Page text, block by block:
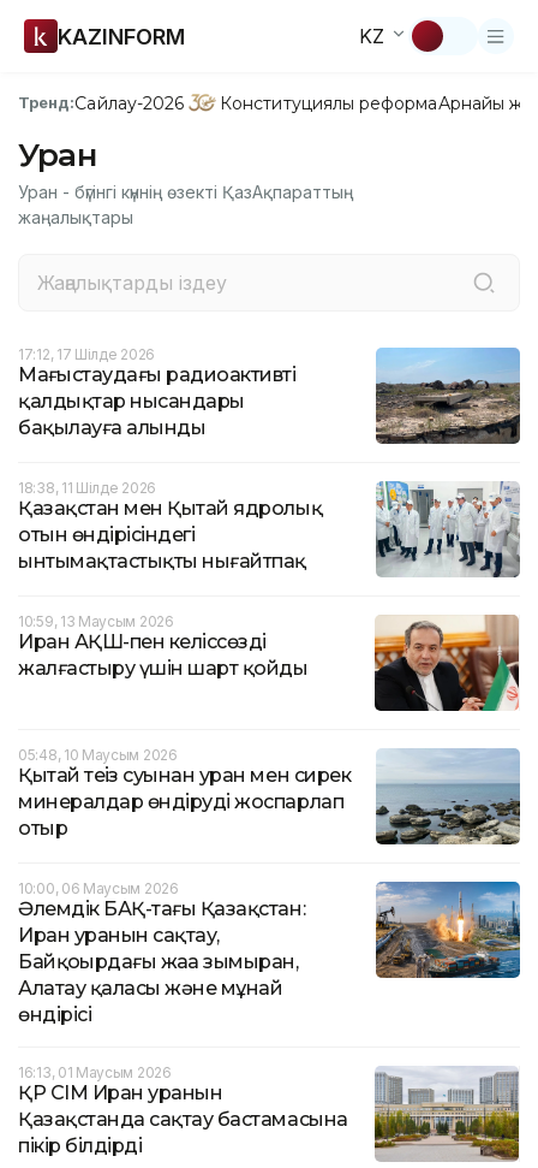
KAZINFORM KZ
Тренд:Сайлау-2026 Конституциялық реформаАрнайы
Уран
Уран - бүгінгі күннің өзекті ҚазАқпараттың
жаңалықтары
17:12, 17 Шілде 2026
Маңғыстаудағы радиоактивті
қалдықтар нысандары
бақылауға алынды
18:38, 11 Шілде 2026
Қазақстан мен Қытай ядролық
отын өндірісіндегі
ынтымақтастықты нығайтпақ
10:59, 13 Маусым 2026
Иран АҚШ-пен келіссөзді
жалғастыру үшін шарт қойды
05:48, 10 Маусым 2026
Қытай теңіз суынан уран мен сирек
минералдар өндіруді жоспарлап
отыр
10:00, 06 Маусым 2026
Әлемдік БАҚ-тағы Қазақстан:
Иран уранын сақтау,
Байқоңырдағы жаңа зымыран,
Алатау қаласы және мұнай
өндірісі
16:13, 01 Маусым 2026
ҚР СІМ Иран уранын
Қазақстанда сақтау бастамасына
пікір білдірді